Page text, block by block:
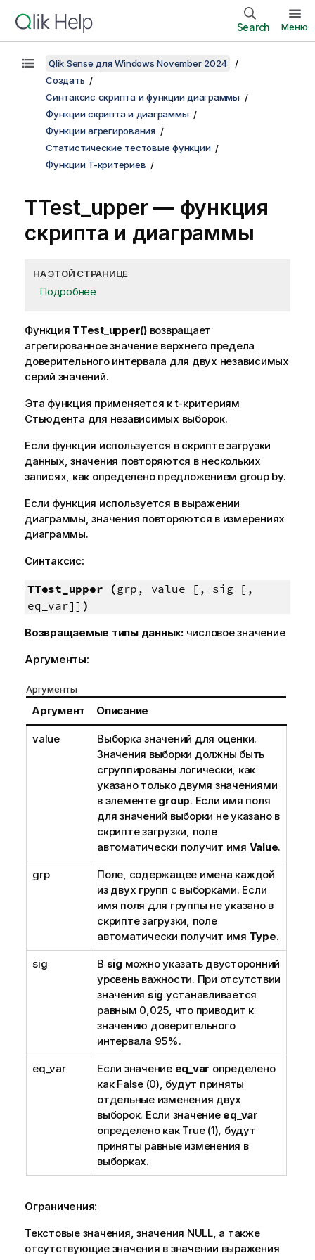
Search Меню
Qlik Sense для Windows November 2024
Создать
Синтаксис скрипта и функции диаграммы
Функции скрипта и диаграммы
Функции агрегирования
Статистические тестовые функции
Функции T-критериев
TTest_upper— функция
скриптa и диаграммы
НА ЭТОЙ СТРАНИЦЕ
Подробнее
Функция TTest_upper()возвращает
агрегированное значение верхнего предела
доверительного интервала для двух независимых
серий значений.
Эта функция применяется к t-критериям
Стьюдента для независимых выборок.
Если функция используется в скрипте загрузки
данных, значения повторяются в нескольких
записях, как определено предложением group by.
Если функция используется в выражении
диаграммы, значения повторяются в измерениях
диаграммы.
Синтаксис:
TTest_upper (grp, value [, sig [,
eq_var]] )
Возвращаемые типы данных: числовое значение
Аргументы:
Аргументы
Аргумент Описание
value
Выборка значений для оценки.
Значения выборки должны быть
сгруппированы логически, как
указано только двумя значениями
в элементе group. Если имя поля
для значений выборки не указано в
скрипте загрузки, поле
автоматически получит имя Value.
grp
Поле, содержащее имена каждой
из двух групп с выборками. Если
имя поля для группы не указано в
скрипте загрузки, поле
автоматически получит имя Type.
sig В sig можно указать двусторонний
уровень важности. При отсутствии
значения sig устанавливается
равным 0,025, что приводит к
значению доверительного
интервала 95%.
eq_var Если значение eq_var определено
как False(0), будут приняты
отдельные изменения двух
выборок. Если значение eq_var
определено как True(1), будут
приняты равные изменения в
выборках.
Ограничения:
Текстовые значения, значения NULL, а также
отсутствующие значения в значении выражения